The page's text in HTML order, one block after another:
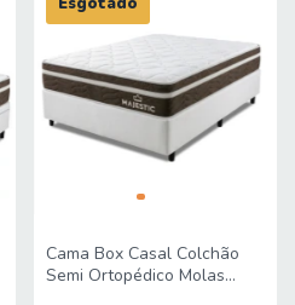
Cama Box Casal Colchão
Semi Ortopédico Molas